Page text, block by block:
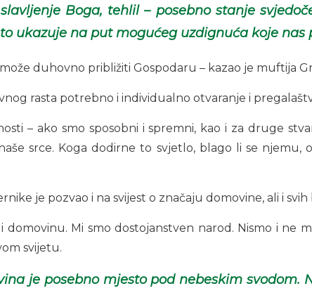
Boga, tehlil – posebno stanje
ukazuje na put mogućeg uzdignuća koje
duhovno približiti Gospodaru – kazao je muftija
rasta potrebno i individualno otvaranje i
– ako smo sposobni i spremni, kao i za druge
srce. Koga dodirne to svjetlo, blago li se njemu,
je pozvao i na svijest o značaju domovine, ali i
domovinu. Mi smo dostojanstven narod. Nismo i ne
svijetu.
je posebno mjesto pod nebeskim svodom.